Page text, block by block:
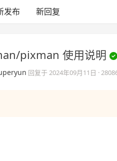
发布 新回复
pixman 使用说明
回复于2024年09月11日 ·